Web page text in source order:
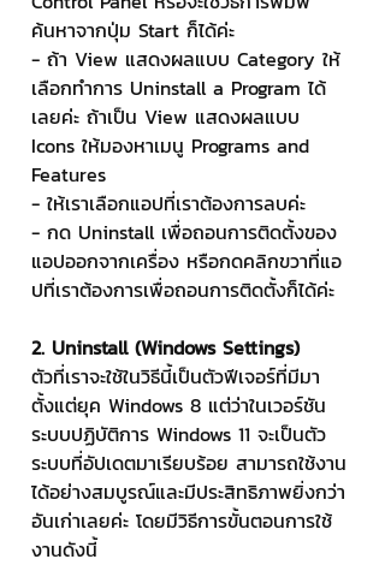
ค้นหาจากปุ่ม Start ก็ได้ค่ะ
- ถ้า View แสดงผลแบบ Category ให้
เลือกทำการ Uninstall a Program ได้
เลยค่ะ ถ้าเป็น View แสดงผลแบบ
Icons ให้มองหาเมนู Programs and
Features
- ให้เราเลือกแอปที่เราต้องการลบค่ะ
- กด Uninstall เพื่อถอนการติดตั้งของ
แอปออกจากเครื่อง หรือกดคลิกขวาที่แอ
ปที่เราต้องการเพื่อถอนการติดตั้งก็ได้ค่ะ
2. Uninstall (Windows Settings)
ตัวที่เราจะใช้ในวิธีนี้เป็นตัวฟีเจอร์ที่มีมา
ตั้งแต่ยุค Windows 8 แต่ว่าในเวอร์ชัน
ระบบปฏิบัติการ Windows 11 จะเป็นตัว
ระบบที่อัปเดตมาเรียบร้อย สามารถใช้งาน
ได้อย่างสมบูรณ์และมีประสิทธิภาพยิ่งกว่า
อันเก่าเลยค่ะ โดยมีวิธีการขั้นตอนการใช้
งานดังนี้